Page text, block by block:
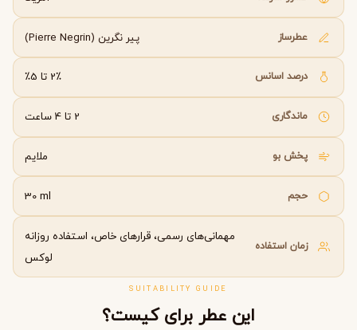
عطرساز پیر نگرین (Pierre Negrin)
درصد اسانس 2٪ تا 5٪
ماندگاری 2 تا 4 ساعت
پخش بو ملایم
حجم 30 ml
زمان استفاده
مهمانی‌های رسمی، قرارهای خاص، استفاده روزانه
لوکس
SUITABILITY GUIDE
این عطر برای کیست؟